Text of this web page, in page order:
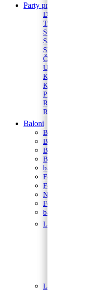
Party program
Dekoracija za
Trakice
Stolnjaci i
Salvete
Slamke
Čaše
Ukrasi
Konfetni topovi
Kutije za torte
Pinjate
Rekviziti za
Rekviziti za
Baloni
BALONI NA
Bubble Baloni
Baloni za
Balonski setovi
baloni za
Folija baloni
Folija zvijezde i
Natpis od
Folija balon
baloni na
Latex baloni
Latex baloni s